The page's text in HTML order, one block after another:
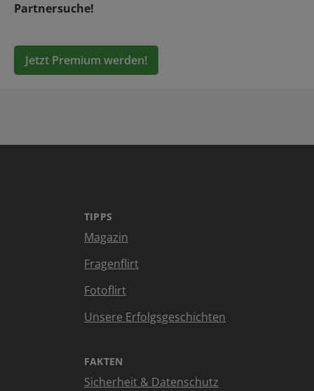
Partnersuche!
Jetzt Premium werden!
TIPPS
Magazin
Fragenflirt
Fotoflirt
Unsere Erfolgsgeschichten
FAKTEN
Sicherheit & Datenschutz